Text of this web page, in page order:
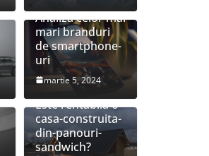
Analiza celor mai
mari branduri
de smartphone-
uri
martie 5, 2024
Este rentabila o
casa-construita-
din-panouri-
sandwich?